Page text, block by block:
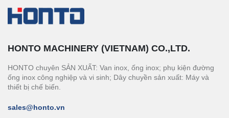
HONTO MACHINERY (VIETNAM) CO.,LTD.
HONTO chuyên SẢN XUẤT: Van inox, ống inox; phụ kiện đường
ống inox công nghiệp và vi sinh; Dây chuyền sản xuất: Máy và
thiết bị chế biến.
sales@honto.vn